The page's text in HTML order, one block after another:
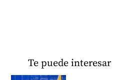
Te puede interesar